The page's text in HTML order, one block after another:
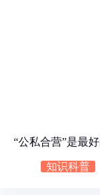
“公私合营”是最
知识科普